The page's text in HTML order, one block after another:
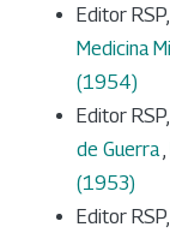
Editor RSP,
Medicina
(1954)
Editor RSP,
de Guerra,
(1953)
Editor RSP,